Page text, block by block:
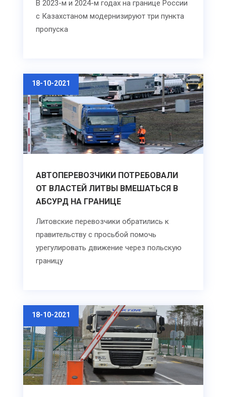
В 2023-м и 2024-м годах на границе России
с Казахстаном модернизируют три пункта
пропуска
18-10-2021
АВТОПЕРЕВОЗЧИКИ ПОТРЕБОВАЛИ
ОТ ВЛАСТЕЙ ЛИТВЫ ВМЕШАТЬСЯ В
АБСУРД НА ГРАНИЦЕ
Литовские перевозчики обратились к
правительству с просьбой помочь
урегулировать движение через польскую
границу
18-10-2021